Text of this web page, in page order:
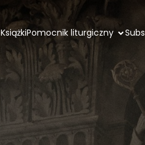
KsiążkiPomocnik liturgiczny